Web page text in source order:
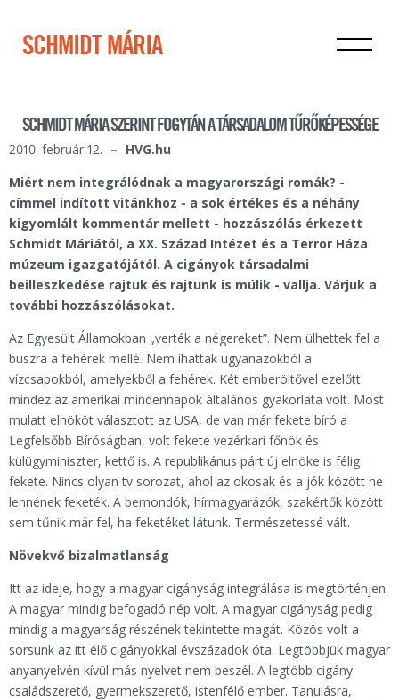
SCHMIDT MÁRIA
SCHMIDT MÁRIA SZERINT FOGYTÁN A TÁRSADALOM TŰRŐKÉPESSÉGE
2010. február 12.
HVG.hu
Miért nem integrálódnak a magyarországi romák? -
címmel indított vitánkhoz - a sok értékes és a néhány
kigyomlált kommentár mellett - hozzászólás érkezett
Schmidt Máriától, a XX. Század Intézet és a Terror Háza
múzeum igazgatójától. A cigányok társadalmi
beilleszkedése rajtuk és rajtunk is múlik - vallja. Várjuk a
további hozzászólásokat.
Az Egyesült Államokban „verték a négereket”. Nem ülhettek fel a
buszra a fehérek mellé. Nem ihattak ugyanazokból a
vízcsapokból, amelyekből a fehérek. Két emberöltővel ezelőtt
mindez az amerikai mindennapok általános gyakorlata volt. Most
mulatt elnököt választott az USA, de van már fekete bíró a
Legfelsőbb Bíróságban, volt fekete vezérkari főnök és
külügyminiszter, kettő is. A republikánus párt új elnöke is félig
fekete. Nincs olyan tv sorozat, ahol az okosak és a jók között ne
lennének feketék. A bemondók, hírmagyarázók, szakértők között
sem tűnik már fel, ha feketéket látunk. Természetessé vált.
Növekvő bizalmatlanság
Itt az ideje, hogy a magyar cigányság integrálása is megtörténjen.
A magyar mindig befogadó nép volt. A magyar cigányság pedig
mindig a magyarság részének tekintette magát. Közös volt a
sorsunk az itt élő cigányokkal évszázadok óta. Legtöbbjük magyar
anyanyelvén kívül más nyelvet nem beszél. A legtöbb cigány
családszerető, gyermekszerető, istenfélő ember. Tanulásra,